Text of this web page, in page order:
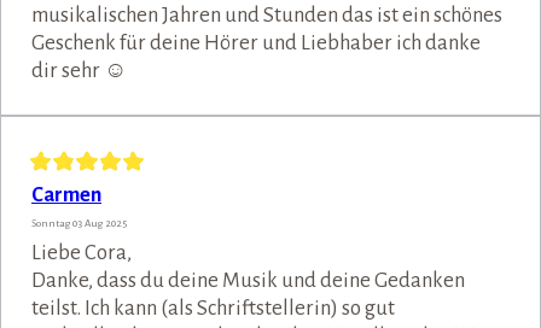
musikalischen Jahren und Stunden das ist ein schönes
Geschenk für deine Hörer und Liebhaber ich danke
dir sehr ☺️
Carmen
Sonntag 03 Aug 2025
Liebe Cora,
Danke, dass du deine Musik und deine Gedanken
teilst. Ich kann (als Schriftstellerin) so gut